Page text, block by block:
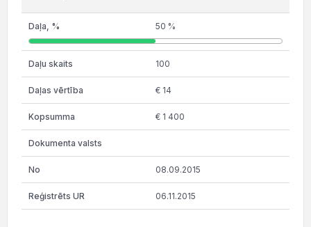
50 %
100
€ 14
€ 1 400
08.09.2015
06.11.2015